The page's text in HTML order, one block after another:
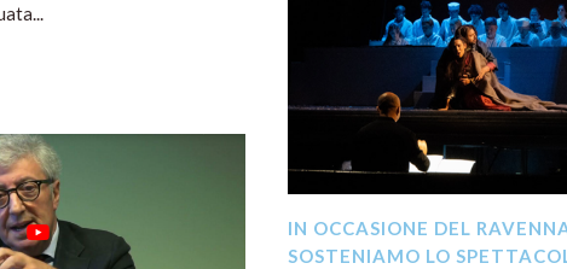
IN OCCASIONE DEL
SOSTENIAMO LO